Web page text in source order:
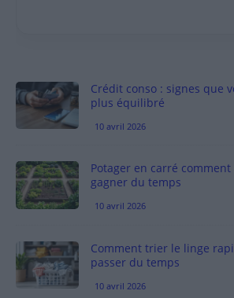
Crédit conso : signes que
plus équilibré
10 avril 2026
Potager en carré comment
gagner du temps
10 avril 2026
Comment trier le linge
passer du temps
10 avril 2026